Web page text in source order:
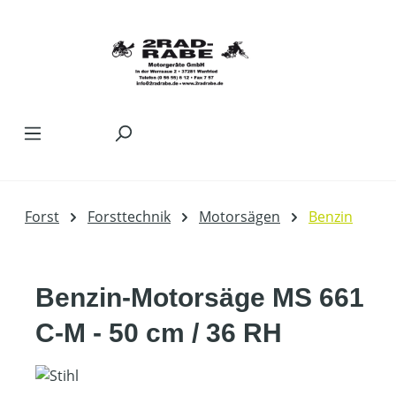
Forst Forsttechnik Motorsägen Benzin
Benzin-Motorsäge MS 661
C-M - 50 cm / 36 RH